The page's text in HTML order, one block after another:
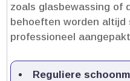
zoals glasbewassing of
behoeften worden altijd
professioneel
Reguliere